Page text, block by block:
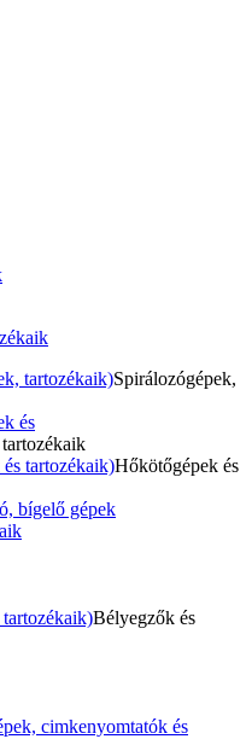
tartozékaik)Spirálozógépek,
és
tartozékaik)Hőkötőgépek és
bígelő gépek
Bélyegzők és
cimkenyomtatók és